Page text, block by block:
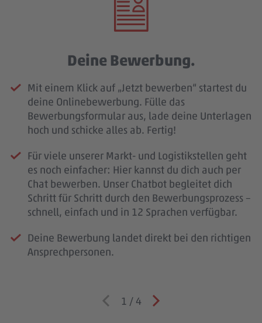
Deine Bewerbung.
Mit einem Klick auf „Jetzt bewerben“ startest du
deine Onlinebewerbung. Fülle das
Bewerbungsformular aus, lade deine Unterlagen
hoch und schicke alles ab. Fertig!
Für viele unserer Markt- und Logistikstellen geht
es noch einfacher: Hier kannst du dich auch per
Chat bewerben. Unser Chatbot begleitet dich
Schritt für Schritt durch den Bewerbungsprozess –
schnell, einfach und in 12 Sprachen verfügbar.
Deine Bewerbung landet direkt bei den richtigen
Ansprechpersonen.
1 / 4